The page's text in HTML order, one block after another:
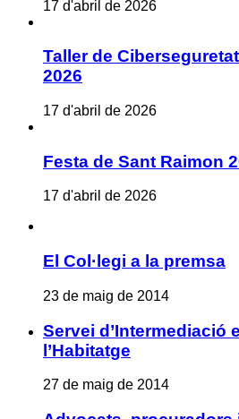
17 d'abril de 2026
Taller de
2026
17 d'abril de 2026
Festa de Sant Raimon
17 d'abril de 2026
El Col·legi a la premsa
23 de maig de 2014
Servei d’Intermediació
l’Habitatge
27 de maig de 2014